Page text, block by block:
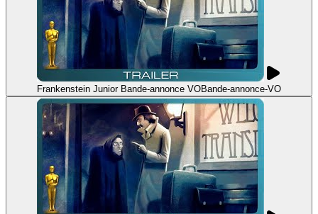
Frankenstein Junior Bande-annonce VOBande-annonce-VO